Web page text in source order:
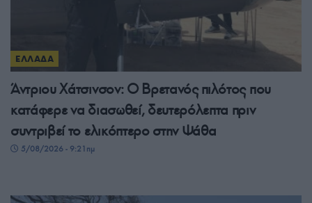
ΕΛΛΑΔΑ
Άντριου Χάτσινσον: Ο Βρετανός πιλότος που
κατάφερε να διασωθεί, δευτερόλεπτα πριν
συντριβεί το ελικόπτερο στην Ψάθα
5/08/2026 - 9:21πμ